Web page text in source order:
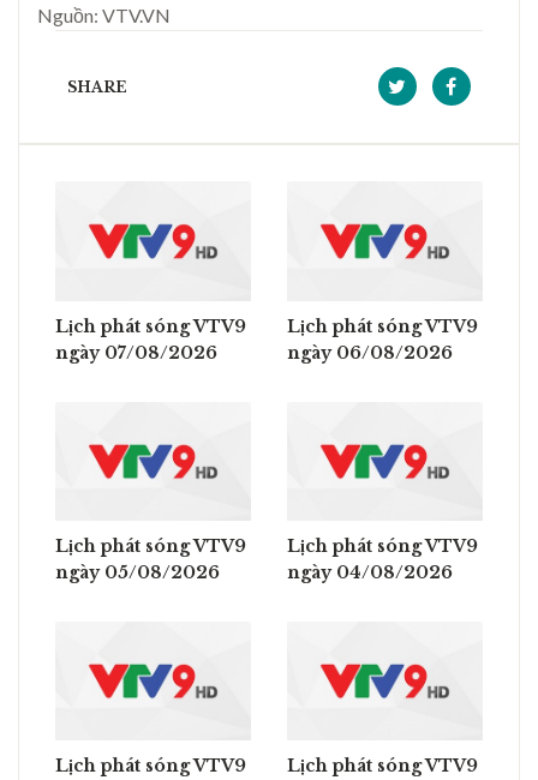
Nguồn: VTV.VN
SHARE
Lịch phát sóng VTV9
ngày 07/08/2026
Lịch phát sóng VTV9
ngày 06/08/2026
Lịch phát sóng VTV9
ngày 05/08/2026
Lịch phát sóng VTV9
ngày 04/08/2026
Lịch phát sóng VTV9
Lịch phát sóng VTV9